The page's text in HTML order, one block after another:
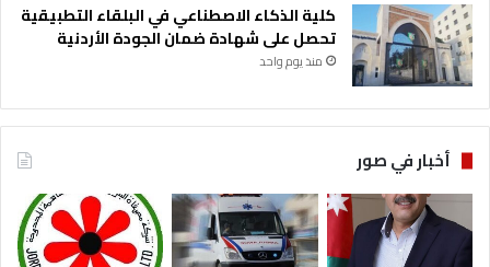
كلية الذكاء الاصطناعي في البلقاء التطبيقية
تحصل على شهادة ضمان الجودة الأردنية
منذ يوم واحد
أخبار في صور